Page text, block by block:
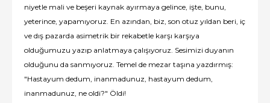
niyetle mali ve beşeri kaynak ayırmaya gelince, işte, bunu,
yeterince, yapamıyoruz. En azından, biz, son otuz yıldan beri, iç
ve dış pazarda asimetrik bir rekabetle karşı karşıya
olduğumuzu yazıp anlatmaya çalışıyoruz. Sesimizi duyanın
olduğunu da sanmıyoruz. Temel de mezar taşına yazdırmış:
"Hastayum dedum, inanmadunuz, hastayum dedum,
inanmadunuz, ne oldi?" Öldi!